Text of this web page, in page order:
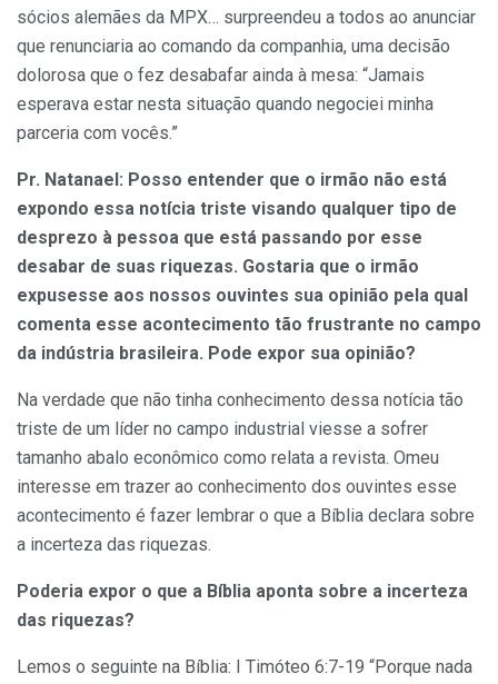
sócios alemães da MPX… surpreendeu a todos ao anunciar
que renunciaria ao comando da companhia, uma decisão
dolorosa que o fez desabafar ainda à mesa: “Jamais
esperava estar nesta situação quando negociei minha
parceria com vocês.”
Pr. Natanael: Posso entender que o irmão não está
expondo essa notícia triste visando qualquer tipo de
desprezo à pessoa que está passando por esse
desabar de suas riquezas. Gostaria que o irmão
expusesse aos nossos ouvintes sua opinião pela qual
comenta esse acontecimento tão frustrante no campo
da indústria brasileira. Pode expor sua opinião?
Na verdade que não tinha conhecimento dessa notícia tão
triste de um líder no campo industrial viesse a sofrer
tamanho abalo econômico como relata a revista. Omeu
interesse em trazer ao conhecimento dos ouvintes esse
acontecimento é fazer lembrar o que a Bíblia declara sobre
a incerteza das riquezas.
Poderia expor o que a Bíblia aponta sobre a incerteza
das riquezas?
Lemos o seguinte na Bíblia: I Timóteo 6:7-19 “Porque nada